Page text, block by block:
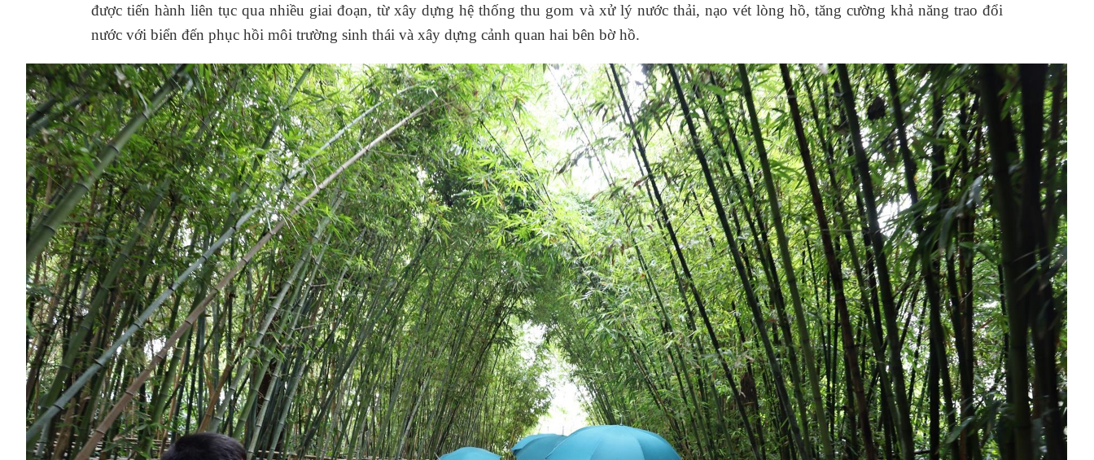
được tiến hành liên tục qua nhiều giai đoạn, từ xây dựng hệ thống thu gom và xử lý nước thải, nạo vét lòng hồ, tăng cường khả năng trao đổi
nước với biển đến phục hồi môi trường sinh thái và xây dựng cảnh quan hai bên bờ hồ.